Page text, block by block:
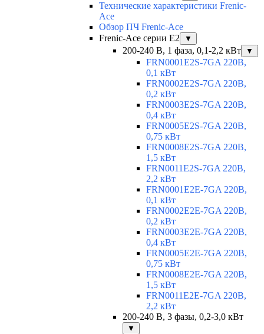
Технические характеристики Frenic-
Ace
Обзор ПЧ Frenic-Ace
Frenic-Ace серии E2
▼
200-240 В, 1 фаза, 0,1-2,2 кВт ▼
FRN0001E2S-7GA 220В,
0,1 кВт
FRN0002E2S-7GA 220В,
0,2 кВт
FRN0003E2S-7GA 220В,
0,4 кВт
FRN0005E2S-7GA 220В,
0,75 кВт
FRN0008E2S-7GA 220В,
1,5 кВт
FRN0011E2S-7GA 220В,
2,2 кВт
FRN0001E2E-7GA 220В,
0,1 кВт
FRN0002E2E-7GA 220В,
0,2 кВт
FRN0003E2E-7GA 220В,
0,4 кВт
FRN0005E2E-7GA 220В,
0,75 кВт
FRN0008E2E-7GA 220В,
1,5 кВт
FRN0011E2E-7GA 220В,
2,2 кВт
200-240 В, 3 фазы, 0,2-3,0 кВт
▼